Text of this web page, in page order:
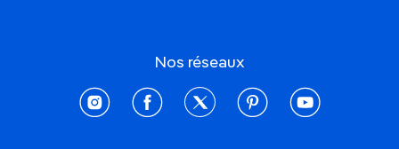
Nos réseaux
instagramfacebooktwitter pinterestyoutube